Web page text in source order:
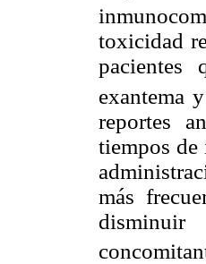
toxicidad
pacientes
exantema
reportes
tiempos de
más